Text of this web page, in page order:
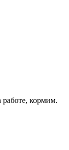
кормим.